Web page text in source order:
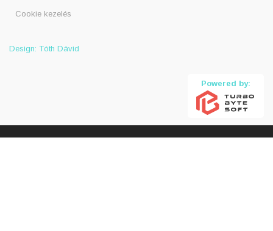
Cookie kezelés
Design: Tóth Dávid
Powered by: